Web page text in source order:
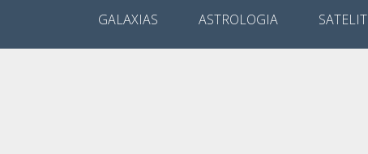
GALAXIAS ASTROLOGIA